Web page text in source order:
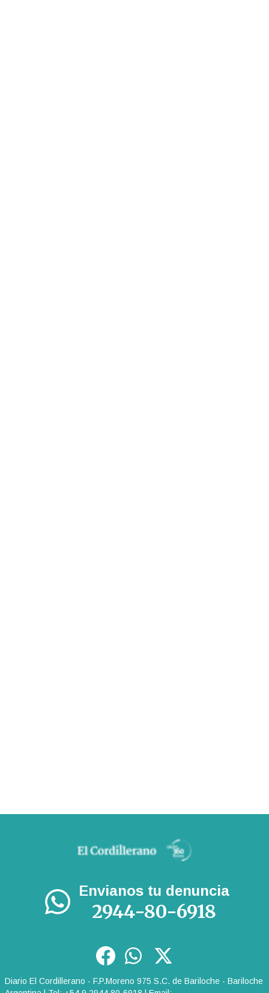
Envianos tu denuncia
2944-80-6918
Diario El Cordillerano - F.P.Moreno 975 S.C. de Bariloche - Bariloche